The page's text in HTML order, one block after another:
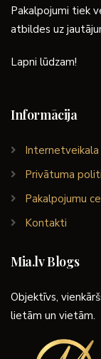
Pakalpojumi tiek
atbildes uz
Lapni lūdzam!
Informācija
Privātuma
Pakalpojumu
Kontakti
Mia.lv Blogs
Objektīvs,
lietām un vietām.